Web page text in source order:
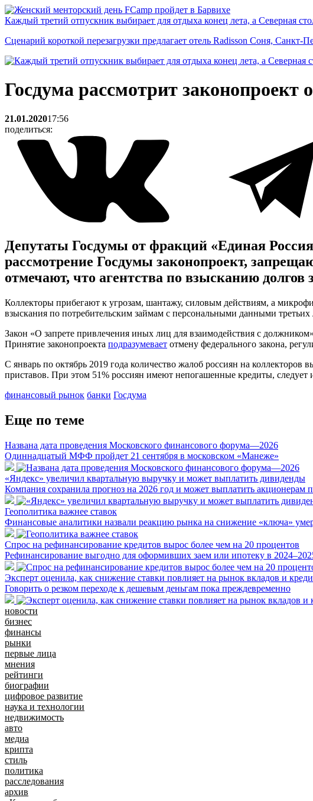
Каждый третий отпускник выбирает для отдыха конец лета, а Северная
Сценарий короткой перезагрузки предлагает отель Radisson Соня, Санкт-
Госдума рассмотрит законопроект
21.01.202017:56
поделиться:
Депутаты Госдумы от фракций «Единая
рассмотрение Госдумы законопроект,
отмечают, что агентства по взысканию
Коллекторы прибегают к угрозам, шантажу, силовым действиям, а
взыскания по потребительским займам с персональными данными третьих
Закон «О запрете привлечения иных лиц для взаимодействия с
Принятие законопроекта подразумевает отмену федерального закона,
С январь по октябрь 2019 года количество жалоб россиян на
приставов. При этом 51% россиян имеют непогашенные кредиты,
финансовый рынок банки Госдума
Еще по теме
Названа дата проведения Московского финансового форума—2026
Одиннадцатый МФФ пройдет 21 сентября в московском «Манеже»
«Яндекс» увеличил квартальную выручку и может выплатить дивиденды
Компания сохранила прогноз на 2026 год и может выплатить акционерам
Геополитика важнее ставок
Финансовые аналитики назвали реакцию рынка на снижение «ключа»
Спрос на рефинансирование кредитов вырос более чем на 20 процентов
Рефинансирование выгодно для оформивших заем или ипотеку в
Эксперт оценила, как снижение ставки повлияет на рынок вкладов и
Говорить о резком переходе к дешевым деньгам пока преждевременно
новости
бизнес
финансы
рынки
первые лица
мнения
рейтинги
биографии
цифровое развитие
наука и технологии
недвижимость
авто
медиа
крипта
стиль
политика
расследования
архив